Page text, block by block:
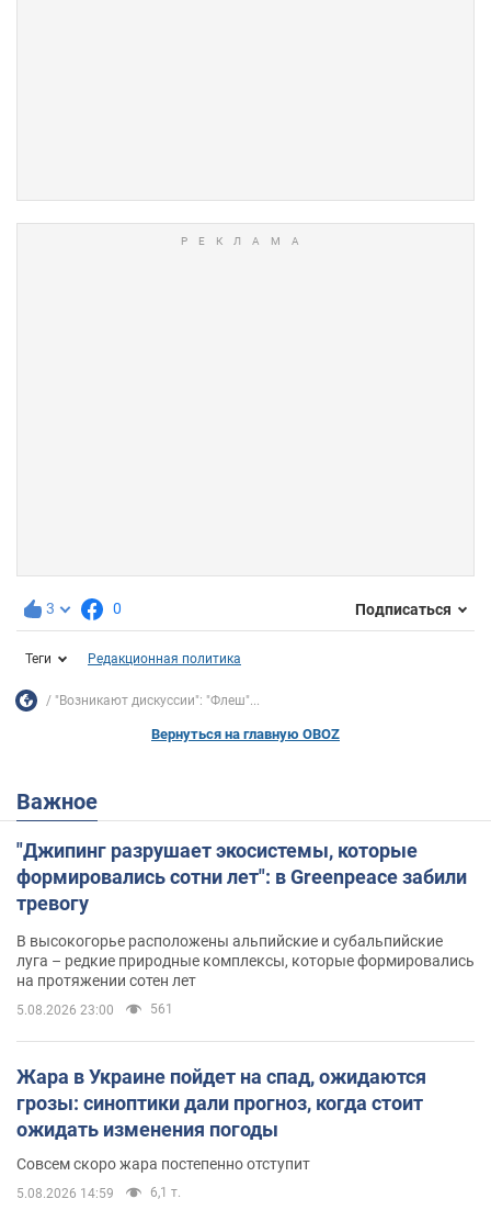
3 0 Подписаться
Теги Редакционная политика
"Возникают дискуссии": "Флеш"...
Вернуться на главную OBOZ
Важное
"Джипинг разрушает экосистемы, которые
формировались сотни лет": в Greenpeace забили
тревогу
В высокогорье расположены альпийские и субальпийские
луга – редкие природные комплексы, которые формировались
на протяжении сотен лет
5.08.2026 23:00 561
Жара в Украине пойдет на спад, ожидаются
грозы: синоптики дали прогноз, когда стоит
ожидать изменения погоды
Совсем скоро жара постепенно отступит
5.08.2026 14:59 6,1 т.